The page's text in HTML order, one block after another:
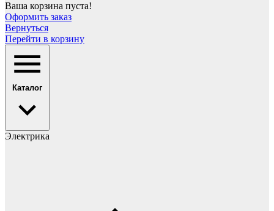
Ваша корзина пуста!
Оформить заказ
Вернуться
Перейти в корзину
Каталог
Электрика